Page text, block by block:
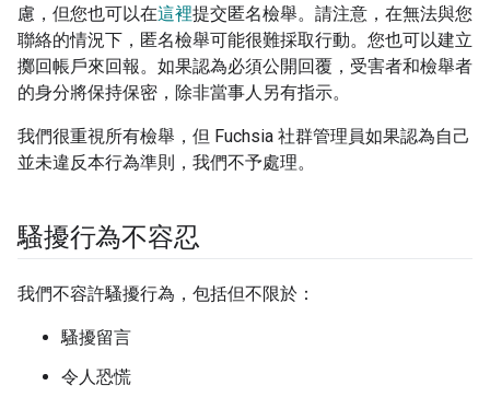
慮，但您也可以在這裡提交匿名檢舉。請注意，在無法與您
聯絡的情況下，匿名檢舉可能很難採取行動。您也可以建立
擲回帳戶來回報。如果認為必須公開回覆，受害者和檢舉者
的身分將保持保密，除非當事人另有指示。
我們很重視所有檢舉，但 Fuchsia 社群管理員如果認為自己
並未違反本行為準則，我們不予處理。
騷擾行為不容忍
我們不容許騷擾行為，包括但不限於：
騷擾留言
令人恐慌